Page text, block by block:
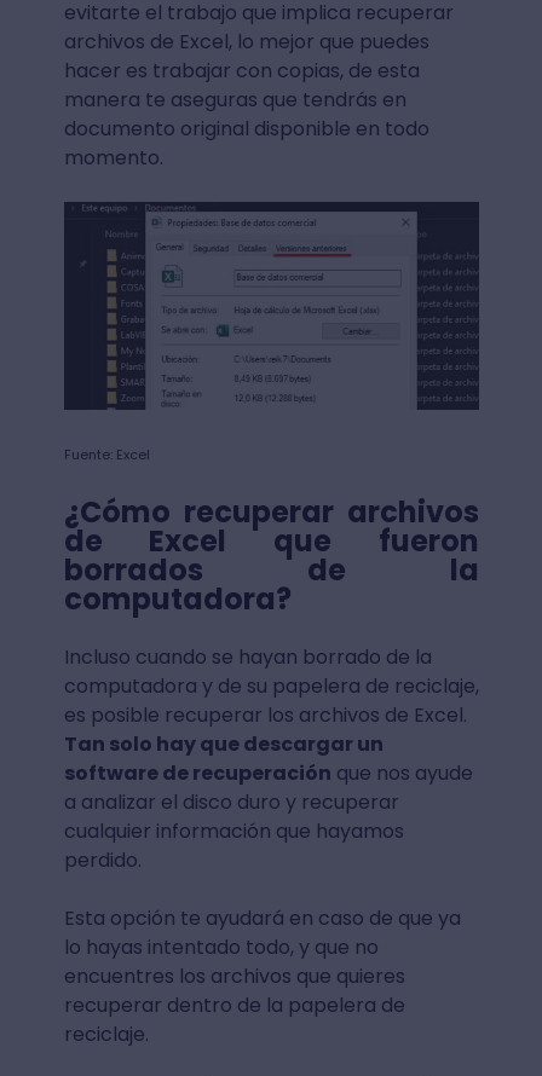
evitarte el trabajo que implica recuperar
archivos de Excel, lo mejor que puedes
hacer es trabajar con copias, de esta
manera te aseguras que tendrás en
documento original disponible en todo
momento.
Fuente: Excel
¿Cómo recuperar archivos
de Excel que fueron
borrados de la
computadora?
Incluso cuando se hayan borrado de la
computadora y de su papelera de reciclaje,
es posible recuperar los archivos de Excel.
Tan solo hay que descargar un
software de recuperación que nos ayude
a analizar el disco duro y recuperar
cualquier información que hayamos
perdido.
Esta opción te ayudará en caso de que ya
lo hayas intentado todo, y que no
encuentres los archivos que quieres
recuperar dentro de la papelera de
reciclaje.